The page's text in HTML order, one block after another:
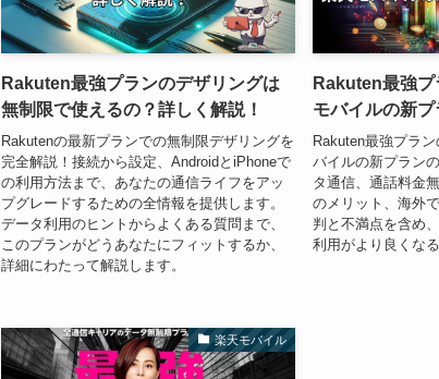
Rakuten最強プランのデザリングは
無制限で使えるの？詳しく解説！
Rakutenの最新プランでの無制限デザリングを
完全解説！接続から設定、AndroidとiPhoneで
の利用方法まで、あなたの通信ライフをアッ
プグレードするための全情報を提供します。
データ利用のヒントからよくある質問まで、
このプランがどうあなたにフィットするか、
詳細にわたって解説します。
Rakuten最強
モバイルの新プ
Rakuten最強プラ
バイルの新プラン
タ通信、通話料金
のメリット、海外
判と不満点を含め
利用がより良くな
楽天モバイル